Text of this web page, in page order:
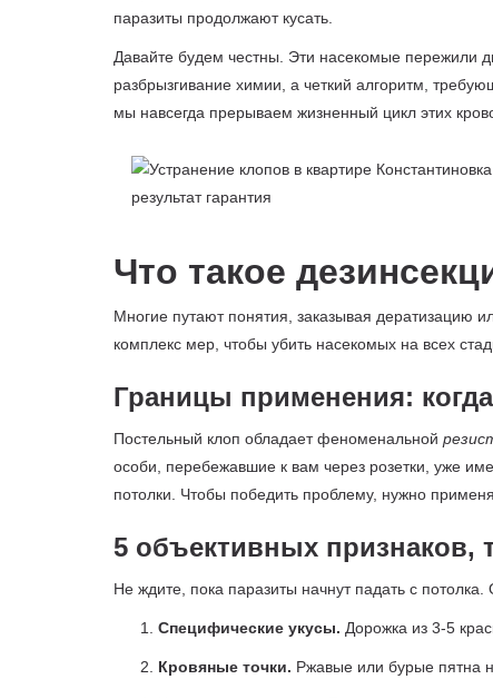
паразиты продолжают кусать.
Давайте будем честны. Эти насекомые пережили
разбрызгивание химии, а четкий алгоритм,
мы навсегда прерываем жизненный цикл этих
Что такое
Многие путают понятия, заказывая дератизацию
комплекс мер, чтобы убить насекомых на всех
Границы применения:
Постельный клоп обладает феноменальной
особи, перебежавшие к вам через розетки, уже
потолки. Чтобы победить проблему, нужно
5 объективных
Не ждите, пока паразиты начнут падать с
Специфические укусы. Дорожка из 3-5
Кровяные точки. Ржавые или бурые пятна